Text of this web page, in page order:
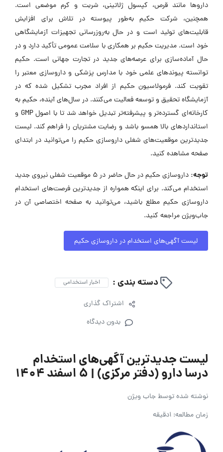
داروها مانند قرص، کپسول ژلاتینی، شربت و کرم موضعی است.
همچنین، شرکت حکیم به‌طور پیوسته در تلاش برای افزایش
قابلیت‌های تولید است و در حال به‌روزرسانی تجهیزات آزمایشگاهی
خود است. مدیریت حکیم بر همکاری با سلامت عمومی تأکید دارد و در
حال آماده‌سازی برای عرصه‌های جدید در تجارت جهانی است. حکیم
توانسته پیوندهای علمی خود با مدارس پزشکی و داروسازی معتبر را
تقویت کند. فرمولاسیون حکیم از افراد مجرب تشکیل شده که در
آزمایشگاه تحقیق و توسعه فعالیت می‌کنند. در سال‌های آینده، حکیم به
کارخانه‌ای گسترده‌تر و پیشرفته‌تر تبدیل خواهد شد تا با اصول GMP و
استانداردهای بالا همسو باشد و رضایت مشتریان را فراهم کند. لیست
جدیدترین موقعیت‌های شغلی داروسازی حکیم را می‌توانید در ابتدای
صفحه مشاهده کنید.
توجه:
داروسازی حکیم در حال حاضر در ۵ موقعیت شغلی نیروی جدید
استخدام می‌کند. برای اینکه همواره از جدیدترین فرصت‌های استخدام
داروسازی حکیم مطلع باشید، می‌توانید به صفحه اختصاصی آن در
جاب‌ویژن مراجعه کنید.
لیست آگهی‌های استخدام در داروسازی حکیم
دسته بندی : اخبار استخدامی
اشتراک گذاری
بدون دیدگاه
لیست جدیدترین آگهی‌های استخدام
درسا دارو (دفتر مرکزی) | ۵ اسفند ۱۴۰۴
نوشته شده توسطجاب ویژن
زمان مطالعه: 1دقیقه